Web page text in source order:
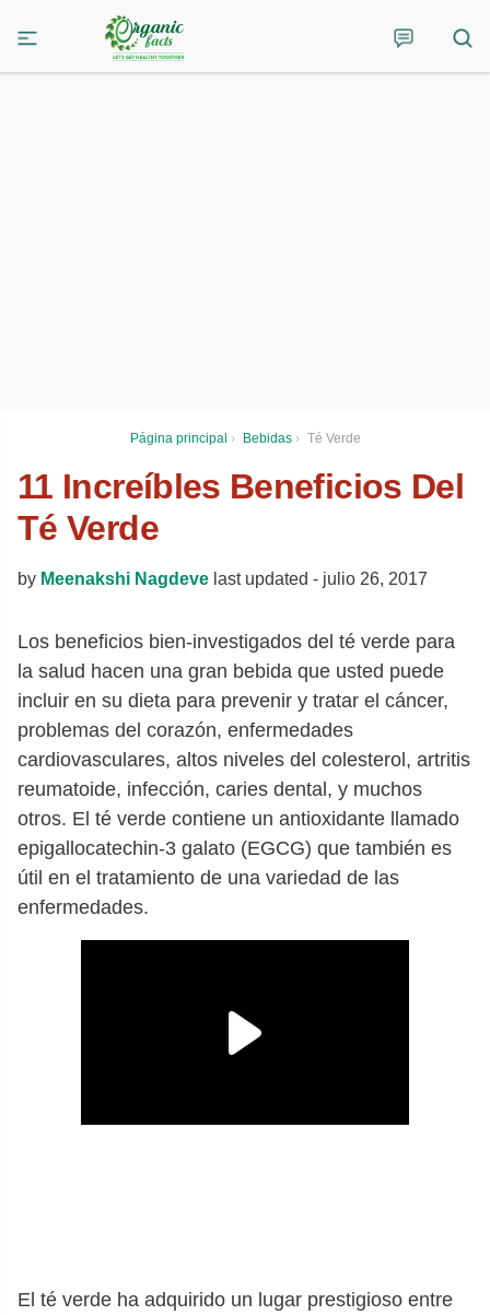
Página principal › Bebidas › Té Verde
11 Increíbles Beneficios Del
Té Verde
by Meenakshi Nagdeve last updated - julio 26, 2017
Los beneficios bien-investigados del té verde para
la salud hacen una gran bebida que usted puede
incluir en su dieta para prevenir y tratar el cáncer,
problemas del corazón, enfermedades
cardiovasculares, altos niveles del colesterol, artritis
reumatoide, infección, caries dental, y muchos
otros. El té verde contiene un antioxidante llamado
epigallocatechin-3 galato (EGCG) que también es
útil en el tratamiento de una variedad de las
enfermedades.
El té verde ha adquirido un lugar prestigioso entre